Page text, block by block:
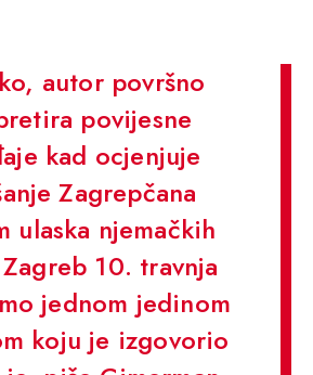
autor površno
povijesne
kad ocjenjuje
Zagrepčana
ulaska njemačkih
10. travnja
jednom jedinom
koju je izgovorio